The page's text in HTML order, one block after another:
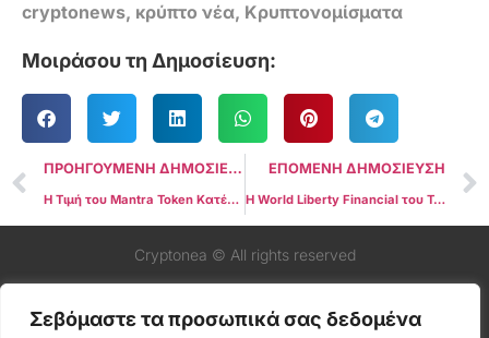
Σεβόμαστε τα προσωπικά σας δεδομένα
cryptonews, κρύπτο νέα, Κρυπτονομίσματα
Μοιράσου τη Δημοσίευση:
ΠΡΟΗΓΟΥΜΕΝΗ ΔΗΜΟΣΙΕΥΣΗ
Η Τιμή του Mantra Token Κατέρρευσε Πάνω από 90% σε 24 Ώρες
ΕΠΟΜΕΝΗ ΔΗΜΟΣΙΕΥΣΗ
Η World Liberty Financial του Trump Αγοράζει 775.000 Δολάρια σε SEI Tokens
Cryptonea © All rights reserved